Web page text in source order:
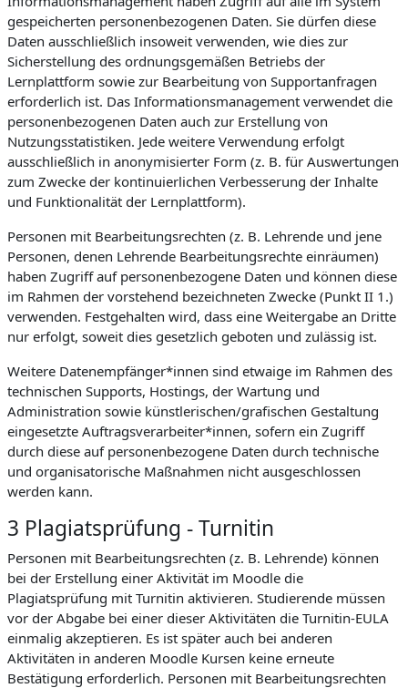
gespeicherten personenbezogenen Daten. Sie dürfen diese
Daten ausschließlich insoweit verwenden, wie dies zur
Sicherstellung des ordnungsgemäßen Betriebs der
Lernplattform sowie zur Bearbeitung von Supportanfragen
erforderlich ist. Das Informationsmanagement verwendet die
personenbezogenen Daten auch zur Erstellung von
Nutzungsstatistiken. Jede weitere Verwendung erfolgt
ausschließlich in anonymisierter Form (z. B. für Auswertungen
zum Zwecke der kontinuierlichen Verbesserung der Inhalte
und Funktionalität der Lernplattform).
Personen mit Bearbeitungsrechten (z. B. Lehrende und jene
Personen, denen Lehrende Bearbeitungsrechte einräumen)
haben Zugriff auf personenbezogene Daten und können diese
im Rahmen der vorstehend bezeichneten Zwecke (Punkt II 1.)
verwenden. Festgehalten wird, dass eine Weitergabe an Dritte
nur erfolgt, soweit dies gesetzlich geboten und zulässig ist.
Weitere Datenempfänger*innen sind etwaige im Rahmen des
technischen Supports, Hostings, der Wartung und
Administration sowie künstlerischen/grafischen Gestaltung
eingesetzte Auftragsverarbeiter*innen, sofern ein Zugriff
durch diese auf personenbezogene Daten durch technische
und organisatorische Maßnahmen nicht ausgeschlossen
werden kann.
3 Plagiatsprüfung - Turnitin
Personen mit Bearbeitungsrechten (z. B. Lehrende) können
bei der Erstellung einer Aktivität im Moodle die
Plagiatsprüfung mit Turnitin aktivieren. Studierende müssen
vor der Abgabe bei einer dieser Aktivitäten die Turnitin-EULA
einmalig akzeptieren. Es ist später auch bei anderen
Aktivitäten in anderen Moodle Kursen keine erneute
Bestätigung erforderlich. Personen mit Bearbeitungsrechten